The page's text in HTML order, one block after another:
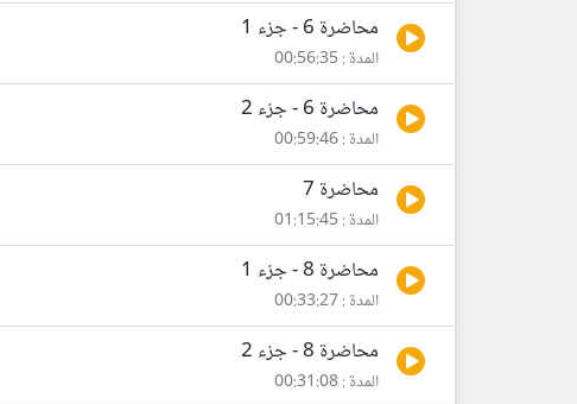
محاضرة 6 - جزء 1
المدة : 00:56:35
محاضرة 6 - جزء 2
المدة : 00:59:46
محاضرة 7
المدة : 01:15:45
محاضرة 8 - جزء 1
المدة : 00:33:27
محاضرة 8 - جزء 2
المدة : 00:31:08